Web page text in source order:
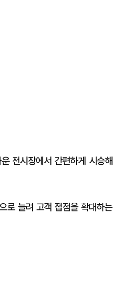
전시장에서 간편하게 시승해
로 늘려 고객 접점을 확대하는